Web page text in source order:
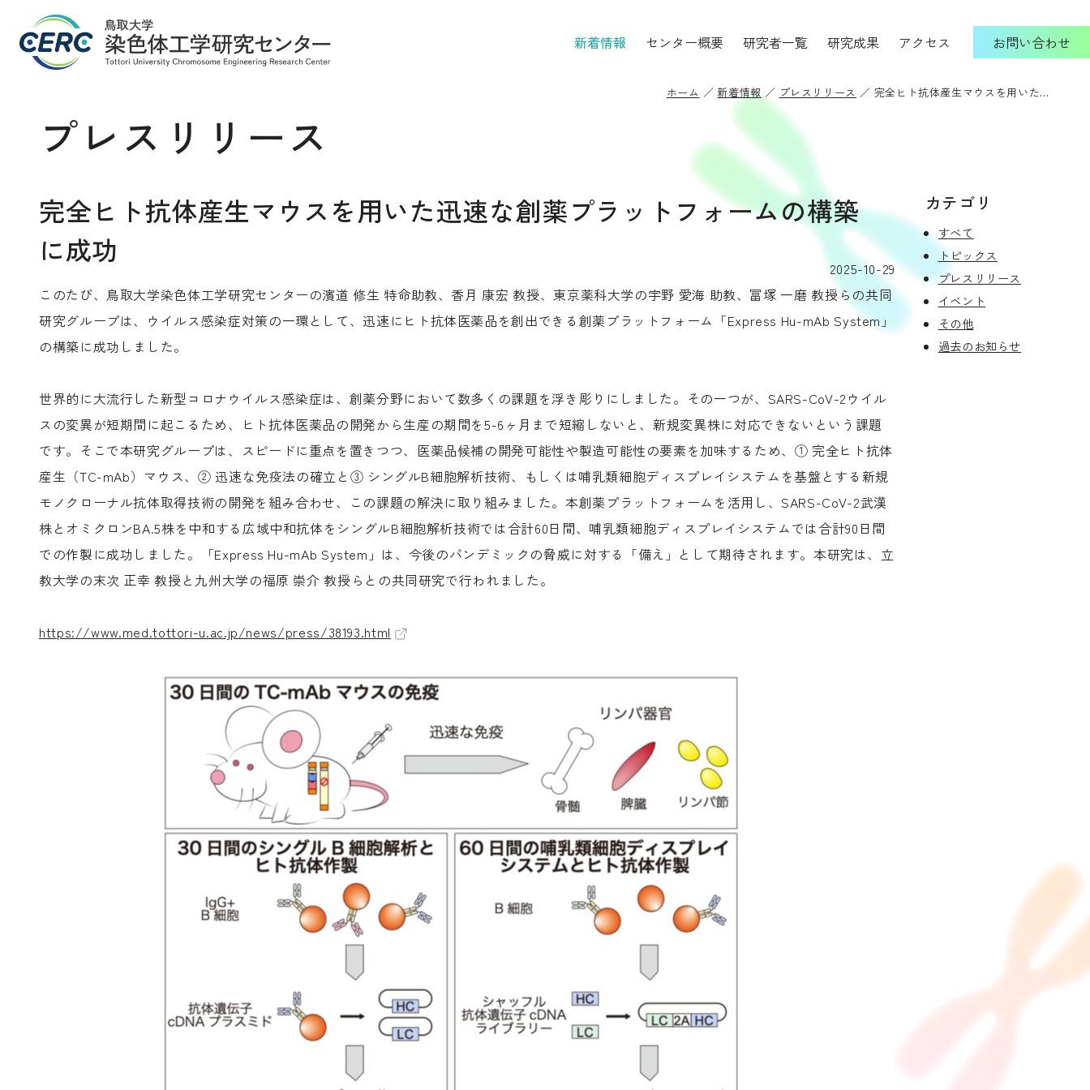
新着情報 センター概要 研究者一覧 研究成果 アクセス お問い合わせ
ホーム 新着情報 プレスリリース 完全ヒト抗体産生マウスを用いた迅速な創薬プラットフォームの構築に成功
プレスリリース
完全ヒト抗体産生マウスを用いた迅速な創薬プラットフォームの構築
に成功
2025-10-29
このたび、鳥取大学染色体工学研究センターの濱道 修生 特命助教、香月 康宏 教授、東京薬科大学の宇野 愛海 助教、冨塚 一磨 教授らの共同
研究グループは、ウイルス感染症対策の一環として、迅速にヒト抗体医薬品を創出できる創薬プラットフォーム「Express Hu-mAb System」
の構築に成功しました。
世界的に大流行した新型コロナウイルス感染症は、創薬分野において数多くの課題を浮き彫りにしました。その一つが、SARS-CoV-2ウイル
スの変異が短期間に起こるため、ヒト抗体医薬品の開発から生産の期間を5-6ヶ月まで短縮しないと、新規変異株に対応できないという課題
です。そこで本研究グループは、スピードに重点を置きつつ、医薬品候補の開発可能性や製造可能性の要素を加味するため、① 完全ヒト抗体
産生（TC-mAb）マウス、② 迅速な免疫法の確立と③ シングルB細胞解析技術、もしくは哺乳類細胞ディスプレイシステムを基盤とする新規
モノクローナル抗体取得技術の開発を組み合わせ、この課題の解決に取り組みました。本創薬プラットフォームを活用し、SARS-CoV-2武漢
株とオミクロンBA.5株を中和する広域中和抗体をシングルB細胞解析技術では合計60日間、哺乳類細胞ディスプレイシステムでは合計90日間
での作製に成功しました。「Express Hu-mAb System」は、今後のパンデミックの脅威に対する「備え」として期待されます。本研究は、立
教大学の末次 正幸 教授と九州大学の福原 崇介 教授らとの共同研究で行われました。
https://www.med.tottori-u.ac.jp/news/press/38193.html
カテゴリ
すべて
トピックス
プレスリリース
イベント
その他
過去のお知らせ